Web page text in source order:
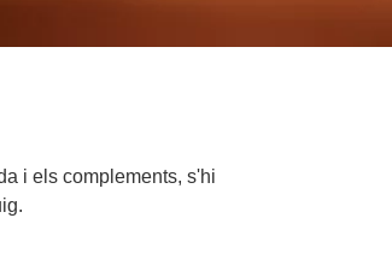
i els complements, s'hi